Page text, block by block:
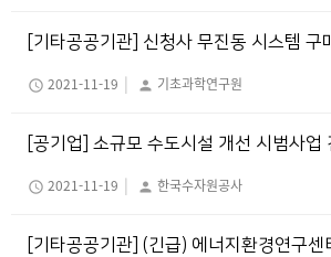
[기타공공기관] 신청사 무진동 시스템 구
schedule 2021-11-19 | person 기초과학연구원
[공기업] 소규모 수도시설 개선 시범사업
schedule 2021-11-19 | person 한국수자원공사
[기타공공기관] (긴급) 에너지환경연구